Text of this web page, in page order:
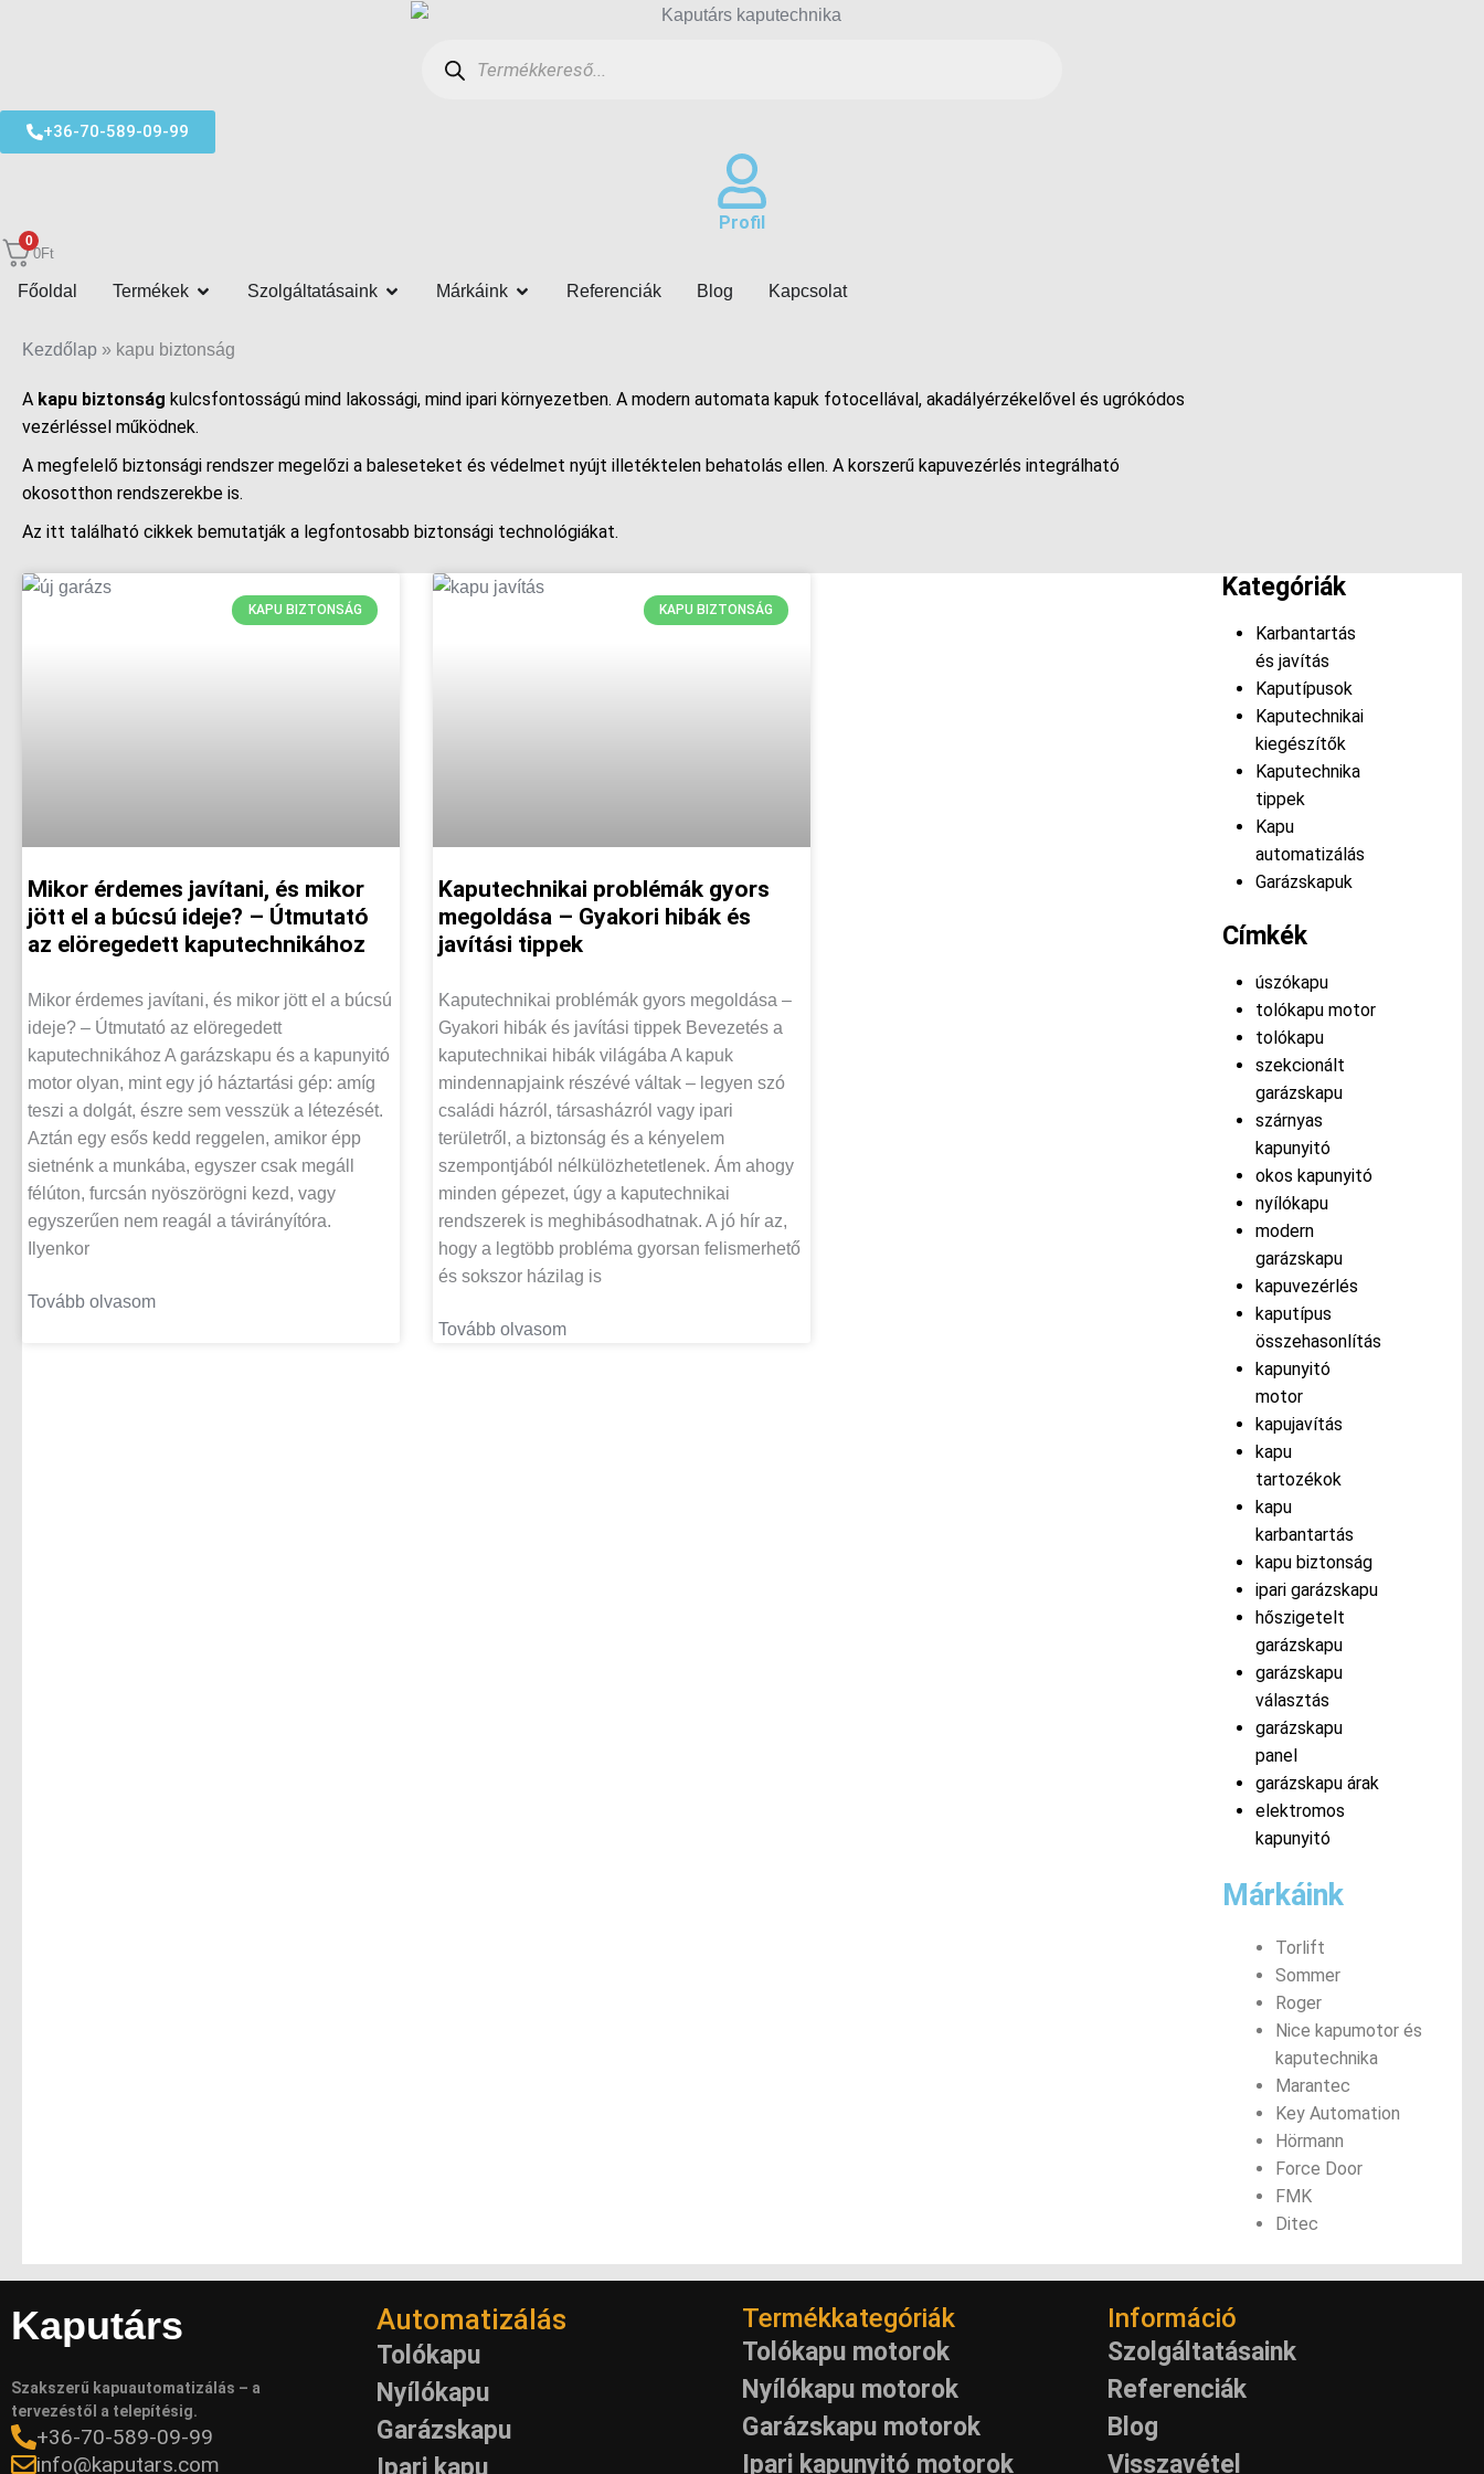
+36-70-589-09-99
Profil
0
0Ft
Főoldal Termékek OPEN TERMÉKEK
Szolgáltatásaink OPEN SZOLGÁLTATÁSAINK
Márkáink OPEN MÁRKÁINK
Referenciák Blog Kapcsolat
Kezdőlap » kapu biztonság
A kapu biztonság kulcsfontosságú mind lakossági, mind ipari környezetben. A modern automata kapuk fotocellával, akadályérzékelővel és ugrókódos
vezérléssel működnek.
A megfelelő biztonsági rendszer megelőzi a baleseteket és védelmet nyújt illetéktelen behatolás ellen. A korszerű kapuvezérlés integrálható
okosotthon rendszerekbe is.
Az itt található cikkek bemutatják a legfontosabb biztonsági technológiákat.
KAPU BIZTONSÁG
Mikor érdemes javítani, és mikor
jött el a búcsú ideje? – Útmutató
az elöregedett kaputechnikához
Mikor érdemes javítani, és mikor jött el a búcsú
ideje? – Útmutató az elöregedett
kaputechnikához A garázskapu és a kapunyitó
motor olyan, mint egy jó háztartási gép: amíg
teszi a dolgát, észre sem vesszük a létezését.
Aztán egy esős kedd reggelen, amikor épp
sietnénk a munkába, egyszer csak megáll
félúton, furcsán nyöszörögni kezd, vagy
egyszerűen nem reagál a távirányítóra.
Ilyenkor
Tovább olvasom
KAPU BIZTONSÁG
Kaputechnikai problémák gyors
megoldása – Gyakori hibák és
javítási tippek
Kaputechnikai problémák gyors megoldása –
Gyakori hibák és javítási tippek Bevezetés a
kaputechnikai hibák világába A kapuk
mindennapjaink részévé váltak – legyen szó
családi házról, társasházról vagy ipari
területről, a biztonság és a kényelem
szempontjából nélkülözhetetlenek. Ám ahogy
minden gépezet, úgy a kaputechnikai
rendszerek is meghibásodhatnak. A jó hír az,
hogy a legtöbb probléma gyorsan felismerhető
és sokszor házilag is
Tovább olvasom
Kategóriák
Karbantartás
és javítás
Kaputípusok
Kaputechnikai
kiegészítők
Kaputechnika
tippek
Kapu
automatizálás
Garázskapuk
Címkék
úszókapu
tolókapu motor
tolókapu
szekcionált
garázskapu
szárnyas
kapunyitó
okos kapunyitó
nyílókapu
modern
garázskapu
kapuvezérlés
kaputípus
összehasonlítás
kapunyitó
motor
kapujavítás
kapu
tartozékok
kapu
karbantartás
kapu biztonság
ipari garázskapu
hőszigetelt
garázskapu
garázskapu
választás
garázskapu
panel
garázskapu árak
elektromos
kapunyitó
Márkáink
Torlift
Sommer
Roger
Nice kapumotor és
kaputechnika
Marantec
Key Automation
Hörmann
Force Door
FMK
Ditec
Kaputárs
Szakszerű kapuautomatizálás – a
tervezéstől a telepítésig.
+36-70-589-09-99
info@kaputars.com
Automatizálás
Tolókapu
Nyílókapu
Garázskapu
Termékkategóriák
Tolókapu motorok
Nyílókapu motorok
Garázskapu motorok
Ipari kapunyitó motorok
Információ
Szolgáltatásaink
Referenciák
Blog
Visszavétel